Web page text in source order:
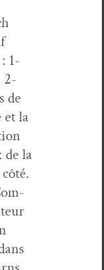
1-
2-
de
et la
de la